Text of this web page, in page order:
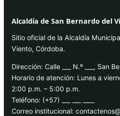
Alcaldía de San Bernardo del
Sitio oficial de la Alcaldía
Viento, Córdoba.
Dirección: Calle ___ N.º ___, San
Horario de atención: Lunes a
2:00 p.m. – 5:00 p.m.
Teléfono: (+57) ___ ___ ____
Correo institucional: